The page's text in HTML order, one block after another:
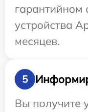
гарантийном
устройства
месяцев.
5
Вы получите